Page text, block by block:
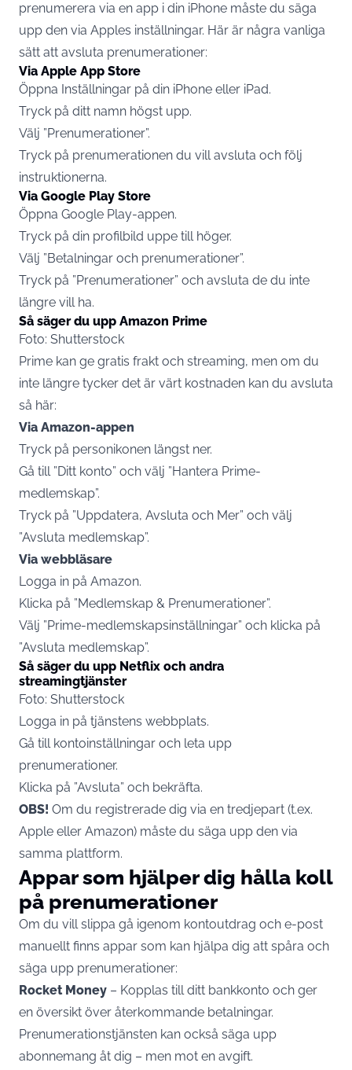
prenumerera via en app i din iPhone måste du säga
upp den via Apples inställningar. Här är några vanliga
sätt att avsluta prenumerationer:
Via Apple App Store
Öppna Inställningar på din iPhone eller iPad.
Tryck på ditt namn högst upp.
Välj ”Prenumerationer”.
Tryck på prenumerationen du vill avsluta och följ
instruktionerna.
Via Google Play Store
Öppna Google Play-appen.
Tryck på din profilbild uppe till höger.
Välj ”Betalningar och prenumerationer”.
Tryck på ”Prenumerationer” och avsluta de du inte
längre vill ha.
Så säger du upp Amazon Prime
Foto: Shutterstock
Prime kan ge gratis frakt och streaming, men om du
inte längre tycker det är värt kostnaden kan du avsluta
så här:
Via Amazon-appen
Tryck på personikonen längst ner.
Gå till ”Ditt konto” och välj ”Hantera Prime-
medlemskap”.
Tryck på ”Uppdatera, Avsluta och Mer” och välj
”Avsluta medlemskap”.
Via webbläsare
Logga in på Amazon.
Klicka på ”Medlemskap & Prenumerationer”.
Välj ”Prime-medlemskapsinställningar” och klicka på
”Avsluta medlemskap”.
Så säger du upp Netflix och andra
streamingtjänster
Foto: Shutterstock
Logga in på tjänstens webbplats.
Gå till kontoinställningar och leta upp
prenumerationer.
Klicka på ”Avsluta” och bekräfta.
OBS! Om du registrerade dig via en tredjepart (t.ex.
Apple eller Amazon) måste du säga upp den via
samma plattform.
Appar som hjälper dig hålla koll
på prenumerationer
Om du vill slippa gå igenom kontoutdrag och e-post
manuellt finns appar som kan hjälpa dig att spåra och
säga upp prenumerationer:
Rocket Money – Kopplas till ditt bankkonto och ger
en översikt över återkommande betalningar.
Prenumerationstjänsten kan också säga upp
abonnemang åt dig – men mot en avgift.